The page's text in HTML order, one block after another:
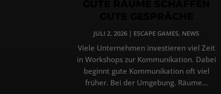
JULI 2, 2026 | ESCAPE GAMES, NEWS
Viele Unternehmen investieren viel Zeit
in Workshops zur Kommunikation. Dabei
beginnt gute Kommunikation oft viel
früher. Bei der Umgebung. Räume...